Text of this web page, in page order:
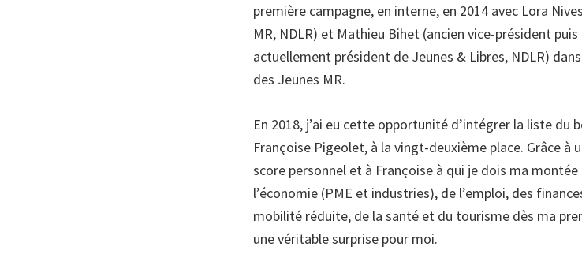
première campagne, en interne, en 2014 avec Lora
MR, NDLR) et Mathieu Bihet (ancien vice-président
actuellement président de Jeunes & Libres, NDLR)
des Jeunes MR.
En 2018, j’ai eu cette opportunité d’intégrer la liste du
Françoise Pigeolet, à la vingt-deuxième place. Grâce à
score personnel et à Françoise à qui je dois ma
l’économie (PME et industries), de l’emploi, des
mobilité réduite, de la santé et du tourisme dès ma
une véritable surprise pour moi.